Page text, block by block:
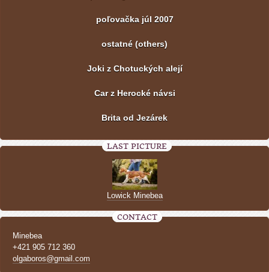
poľovačka júl 2007
ostatné (others)
Joki z Chotuckých alejí
Car z Herocké návsi
Brita od Jezárek
LAST PICTURE
Lowick Minebea
CONTACT
Minebea
+421 905 712 360
olgaboros@gmail.com